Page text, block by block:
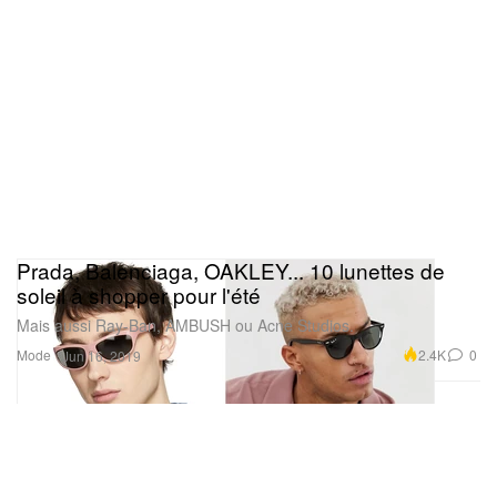
Mode
Prada, Balenciaga, OAKLEY... 10 lunettes de
soleil à shopper pour l'été
Mais aussi Ray-Ban, AMBUSH ou Acne Studios.
Jun 16, 2019 2.4K 0